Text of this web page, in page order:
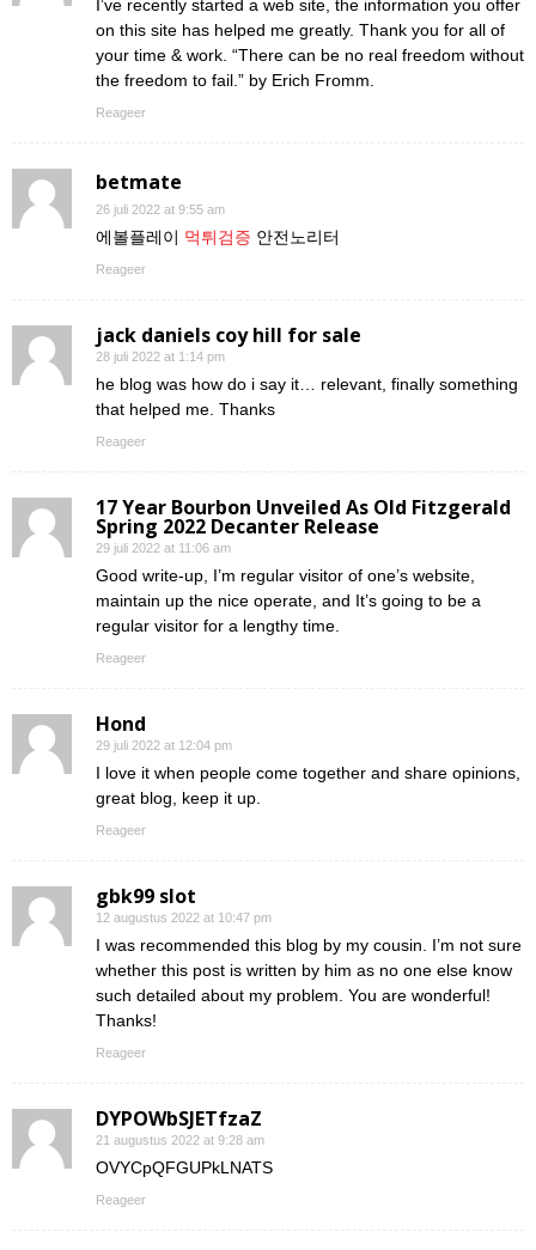
I’ve recently started a web site, the information you offer
on this site has helped me greatly. Thank you for all of
your time & work. “There can be no real freedom without
the freedom to fail.” by Erich Fromm.
Reageer
betmate
26 juli 2022 at 9:55 am
에볼플레이 먹튀검증 안전노리터
Reageer
jack daniels coy hill for sale
28 juli 2022 at 1:14 pm
he blog was how do i say it… relevant, finally something
that helped me. Thanks
Reageer
17 Year Bourbon Unveiled As Old Fitzgerald
Spring 2022 Decanter Release
29 juli 2022 at 11:06 am
Good write-up, I’m regular visitor of one’s website,
maintain up the nice operate, and It’s going to be a
regular visitor for a lengthy time.
Reageer
Hond
29 juli 2022 at 12:04 pm
I love it when people come together and share opinions,
great blog, keep it up.
Reageer
gbk99 slot
12 augustus 2022 at 10:47 pm
I was recommended this blog by my cousin. I’m not sure
whether this post is written by him as no one else know
such detailed about my problem. You are wonderful!
Thanks!
Reageer
DYPOWbSJETfzaZ
21 augustus 2022 at 9:28 am
OVYCpQFGUPkLNATS
Reageer